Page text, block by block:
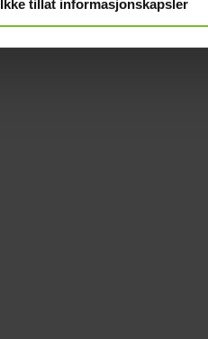
Ikke tillat informasjonskapsler